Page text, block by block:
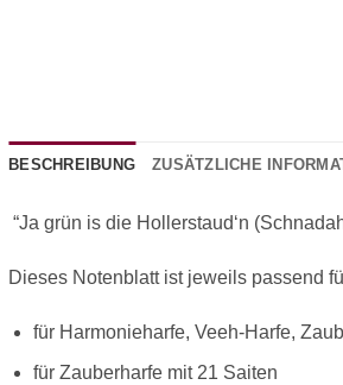
BESCHREIBUNG ZUSÄTZLICHE
“Ja grün is die Hollerstaud‘n
Dieses Notenblatt ist jeweils passend
für Harmonieharfe, Veeh-Harfe,
für Zauberharfe mit 21 Saiten